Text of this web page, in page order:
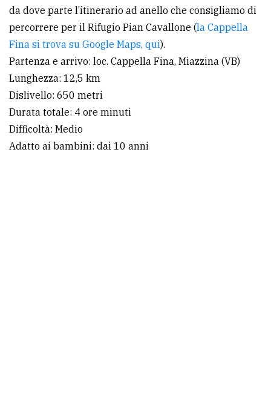
da dove parte l’itinerario ad anello che consigliamo di
percorrere per il Rifugio Pian Cavallone (la Cappella
Fina si trova su Google Maps, qui).
Partenza e arrivo: loc. Cappella Fina, Miazzina (VB)
Lunghezza: 12,5 km
Dislivello: 650 metri
Durata totale: 4 ore minuti
Difficoltà: Medio
Adatto ai bambini: dai 10 anni